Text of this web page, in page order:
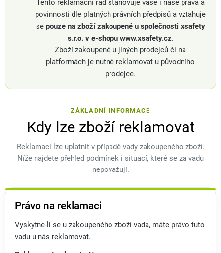
Tento reklamační řád stanovuje vaše i naše práva a
povinnosti dle platných právních předpisů a vztahuje
se pouze na zboží zakoupené u společnosti xsafety
s.r.o. v e-shopu www.xsafety.cz.
Zboží zakoupené u jiných prodejců či na
platformách je nutné reklamovat u původního
prodejce.
ZÁKLADNÍ INFORMACE
Kdy lze zboží reklamovat
Reklamaci lze uplatnit v případě vady zakoupeného zboží.
Níže najdete přehled podmínek i situací, které se za vadu
nepovažují.
Právo na reklamaci
Vyskytne-li se u zakoupeného zboží vada, máte právo tuto
vadu u nás reklamovat.